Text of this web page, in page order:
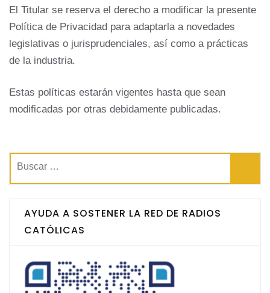
El Titular se reserva el derecho a modificar la presente
Política de Privacidad para adaptarla a novedades
legislativas o jurisprudenciales, así como a prácticas
de la industria.
Estas políticas estarán vigentes hasta que sean
modificadas por otras debidamente publicadas.
Buscar:
AYUDA A SOSTENER LA RED DE RADIOS
CATÓLICAS